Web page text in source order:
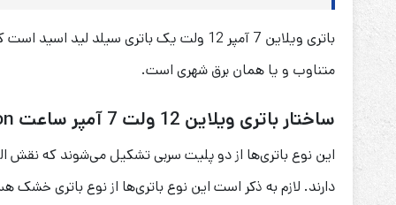
متناوب و یا همان برق شهری است.
ساختار باتری ویلاین 12 ولت 7 آمپر ساعت Welion
دارند. لازم به ذکر است این نوع باتری‌ها از نوع باتری خشک